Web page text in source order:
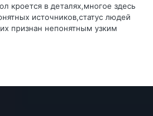
кроется в деталях,многое здесь
источников,статус людей
признан непонятным узким